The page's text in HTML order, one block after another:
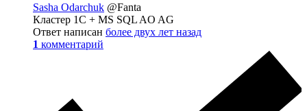
Sasha Odarchuk @Fanta
Кластер 1С + MS SQL AO AG
Ответ написан более двух лет назад
1 комментарий